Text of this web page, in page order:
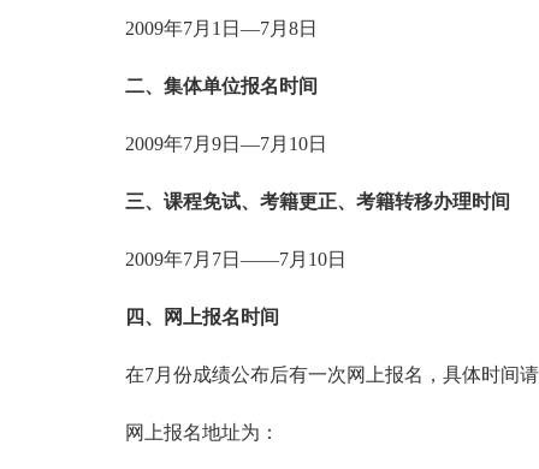
2009年7月1日—7月8日
二、集体单位报名时间
2009年7月9日—7月10日
三、课程免试、考籍更正、考籍转移办理时间
2009年7月7日——7月10日
四、网上报名时间
在7月份成绩公布后有一次网上报名，具体时间请
网上报名地址为：